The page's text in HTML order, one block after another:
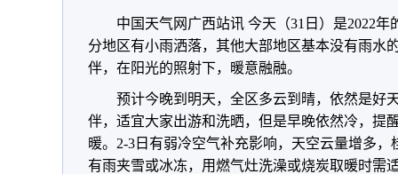
中国天气网广西站讯 今天（31日）是2022
分地区有小雨洒落，其他大部地区基本没有雨水
伴，在阳光的照射下，暖意融融。
预计今晚到明天，全区多云到晴，依然是好
伴，适宜大家出游和洗晒，但是早晚依然冷，提
暖。2-3日有弱冷空气补充影响，天空云量增多
有雨夹雪或冰冻，用燃气灶洗澡或烧炭取暖时需